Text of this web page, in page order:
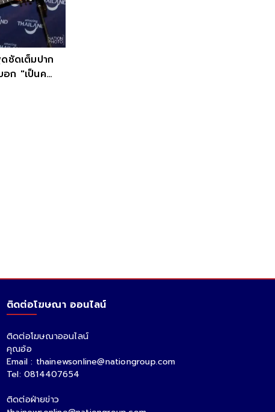
ชัดเต็มปาก
อก "เป็นคน
ติดต่อโฆษณา ออนไลน์
ติดต่อโฆษณาออนไลน์
คุณอ้อ
Email : thainewsonline@nationgroup.com
Tel: 0814407654
ติดต่อฝ่ายข่าว